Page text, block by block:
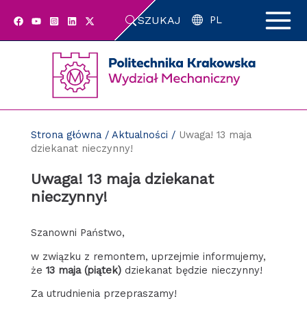
SZUKAJ PL
Strona główna/ Aktualności / Uwaga! 13 maja
dziekanat nieczynny!
Uwaga! 13 maja dziekanat
nieczynny!
Szanowni Państwo,
w związku z remontem, uprzejmie informujemy,
że 13 maja (piątek)dziekanat będzie nieczynny!
Za utrudnienia przepraszamy!